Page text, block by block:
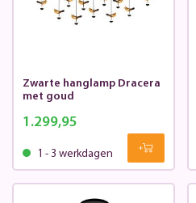
Zwarte hanglamp Dracera
met goud
1.299,95
1 - 3 werkdagen